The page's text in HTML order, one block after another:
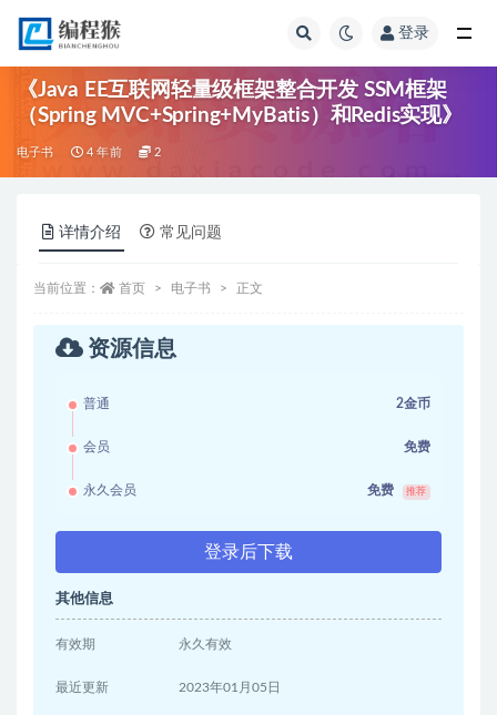
登录
《Java EE互联网轻量级框架整合开发 SSM框架
（Spring MVC+Spring+MyBatis）和Redis实现》
电子书 4 年前 2
详情介绍 常见问题
当前位置： 首页 电子书 正文
资源信息
普通 2金币
会员 免费
永久会员 免费 推荐
登录后下载
其他信息
有效期 永久有效
最近更新 2023年01月05日